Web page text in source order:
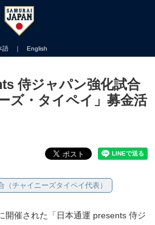
語 ｜ English
侍ジャパン強化試合
ズ・タイペイ」募金活
チャイニーズタイペイ代表）
催された「日本通運 presents 侍ジ